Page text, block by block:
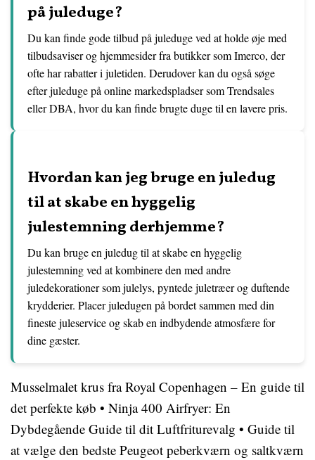
på juleduge?
Du kan finde gode tilbud på juleduge ved at holde øje med
tilbudsaviser og hjemmesider fra butikker som Imerco, der
ofte har rabatter i juletiden. Derudover kan du også søge
efter juleduge på online markedspladser som Trendsales
eller DBA, hvor du kan finde brugte duge til en lavere pris.
Hvordan kan jeg bruge en juledug
til at skabe en hyggelig
julestemning derhjemme?
Du kan bruge en juledug til at skabe en hyggelig
julestemning ved at kombinere den med andre
juledekorationer som julelys, pyntede juletræer og duftende
krydderier. Placer juledugen på bordet sammen med din
fineste juleservice og skab en indbydende atmosfære for
dine gæster.
Musselmalet krus fra Royal Copenhagen – En guide til
det perfekte køb • Ninja 400 Airfryer: En
Dybdegående Guide til dit Luftfriturevalg • Guide til
at vælge den bedste Peugeot peberkværn og saltkværn